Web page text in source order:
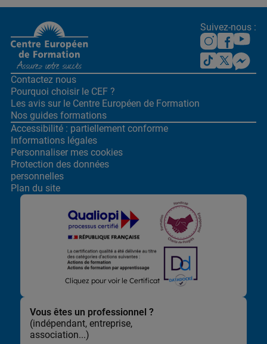
Suivez-nous :
Cliquez pour voir le Certificat
Contactez nous
Pourquoi choisir le CEF ?
Les avis sur le Centre Européen de Formation
Nos guides formations
Accessibilité : partiellement conforme
Informations légales
Personnaliser mes cookies
Protection des données
personnelles
Plan du site
Vous êtes un professionnel ?
(indépendant, entreprise,
association...)
Lors de la navigation sur notre site, nous recueillons et traitons
des données vous concernant qui nous permettent de vous
de vous adresser, directement ou via des partenaires, des
communications et publicités personnalisées et de mesurer
leur efficacité. Elles nous permettent également d’adapter le
contenu de notre site à vos préférences, de vous faciliter le